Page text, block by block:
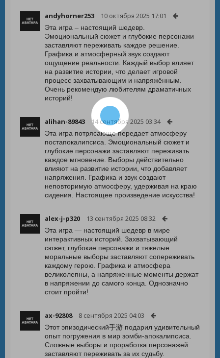
andyhorner253 10 октября 2025 17:01
Эта игра – настоящий шедевр.
Эмоциональный сюжет и глубокие персонажи
заставляют переживать каждое решение.
Графика и атмосферный звук создают
ощущение реальности. Каждый выбор влияет
на развитие истории, что делает игровой
процесс захватывающим и напряжённым.
Очень рекомендую любителям драматичных
историй!
alihan-89843 14 сентября 2025 03:34
Эта игра потрясающе передает атмосферу
постапокалипсиса. Эмоциональный сюжет и
глубокие персонажи заставляют переживать
каждое мгновение. Выборы действительно
влияют на развитие истории, что добавляет
напряжения. Графика и звук создают
неповторимую атмосферу, удерживая на краю
сидения. Настоящее произведение искусства!
alex-j-p320 13 сентября 2025 08:32
Эта игра — настоящий шедевр в мире
интерактивных историй. Захватывающий
сюжет, глубокие персонажи и тяжелые
моральные выборы заставляют сопереживать
каждому герою. Графика и атмосфера
великолепны, а напряженные моменты держат
в напряжении до самого конца. Однозначно
стоит пройти!
ax-92808 8 сентября 2025 04:03
Этот эпизодический手游 подарил удивительный
опыт погружения в мир зомби-апокалипсиса.
Сложные выборы и проработка персонажей
заставляют переживать за их судьбу.